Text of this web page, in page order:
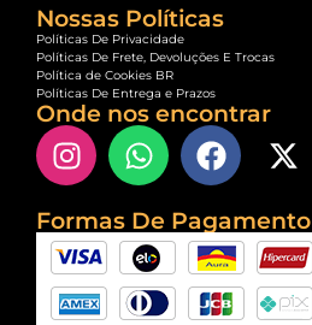
Nossas Políticas
Políticas De Privacidade
Políticas De Frete, Devoluções E Trocas
Política de Cookies BR
Políticas De Entrega e Prazos
Onde nos encontrar
Formas De Pagamento